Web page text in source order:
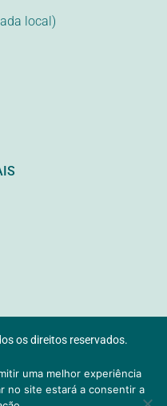
local)
os direitos reservados.
uma melhor experiência
no site estará a consentir a